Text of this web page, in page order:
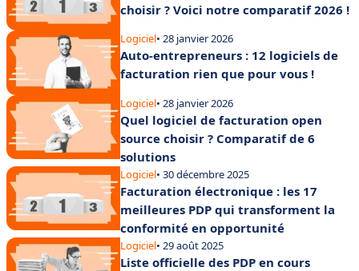
choisir ? Voici notre comparatif 2026 !
Logiciel• 28 janvier 2026
Auto-entrepreneurs : 12 logiciels de
facturation rien que pour vous !
Logiciel• 28 janvier 2026
Quel logiciel de facturation open
source choisir ? Comparatif de 6
solutions
Logiciel• 30 décembre 2025
Facturation électronique : les 17
meilleures PDP qui transforment la
conformité en opportunité
Logiciel• 29 août 2025
Liste officielle des PDP en cours